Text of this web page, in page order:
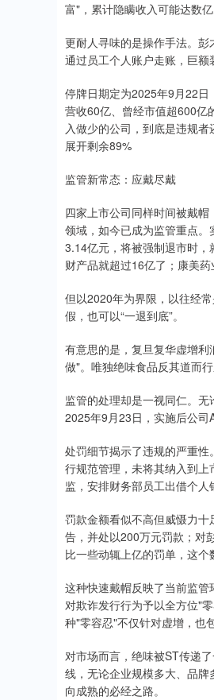
富"，累计隐瞒收入可能达数亿
更耐人寻味的是操作手法。彭
通过员工个人账户走账，巨
停牌日期定为2025年9月22
营收60亿、曾经市值超600
入做少的公司，到底是违规者
展开剩余89%
监管新常态：应戴尽戴
四家上市公司同样时间被戴
领域，如今已成为监管重点
3.14亿元，将被强制退市时
财产品就超过16亿了；康美
但以2020年为界限，以往经
假，也可以“一退到底”。
有意思的是，复旦复华虚增
做"。唯独绝味食品反其道而
监管的处理却是一视同仁。
2025年9月23日，实施后公司
处罚细节揭示了违规的严重
行规范管理，未将其纳入到
监，安排财务部员工出借个
罚款金额看似不高但威慑力
告，并处以200万元罚款；对
比一些动辄上亿的罚单，这
这种快速戴帽反映了当前监
对欺诈发行行为予以全方位"
种"零容忍"不仅针对虚增，也
对市场而言，绝味被ST传递
线，无论企业规模多大、品
向成熟的必经之路。